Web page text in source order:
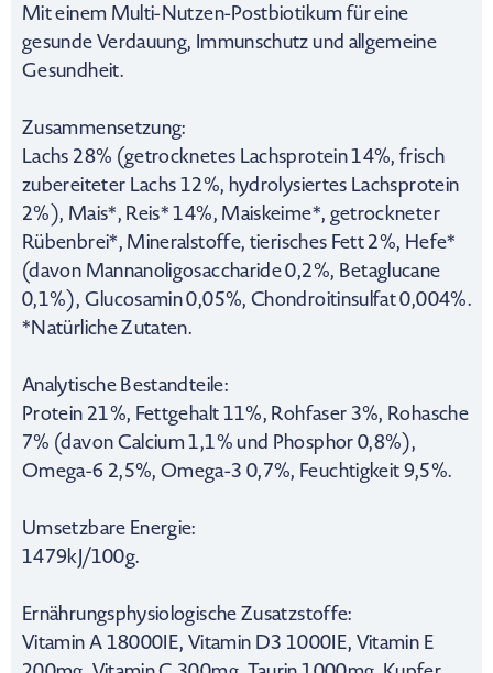
Mit einem Multi-Nutzen-Postbiotikum für eine
gesunde Verdauung, Immunschutz und allgemeine
Gesundheit.
Zusammensetzung:
Lachs 28% (getrocknetes Lachsprotein 14%, frisch
zubereiteter Lachs 12%, hydrolysiertes Lachsprotein
2%), Mais*, Reis* 14%, Maiskeime*, getrockneter
Rübenbrei*, Mineralstoffe, tierisches Fett 2%, Hefe*
(davon Mannanoligosaccharide 0,2%, Betaglucane
0,1%), Glucosamin 0,05%, Chondroitinsulfat 0,004%.
*Natürliche Zutaten.
Analytische Bestandteile:
Protein 21%, Fettgehalt 11%, Rohfaser 3%, Rohasche
7% (davon Calcium 1,1% und Phosphor 0,8%),
Omega-6 2,5%, Omega-3 0,7%, Feuchtigkeit 9,5%.
Umsetzbare Energie:
1479kJ/100g.
Ernährungsphysiologische Zusatzstoffe:
Vitamin A 18000IE, Vitamin D3 1000IE, Vitamin E